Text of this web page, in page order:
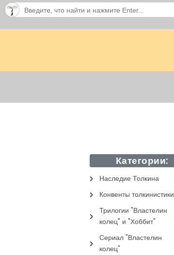
Категории:
Наследие Толкина
Конвенты толкинистики
Трилогии "Властелин
колец" и "Хоббит"
Сериал "Властелин
колец"